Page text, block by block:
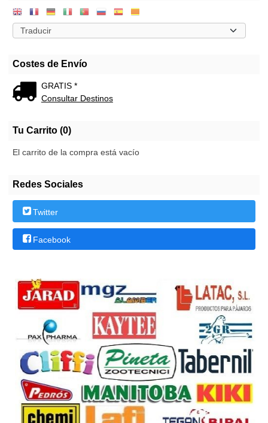
Costes de Envío
GRATIS *
Consultar Destinos
Tu Carrito (0)
El carrito de la compra está vacío
Redes Sociales
Twitter
Facebook